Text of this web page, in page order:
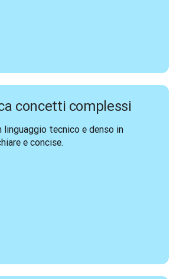
concetti complessi
linguaggio tecnico e denso in
e concise.